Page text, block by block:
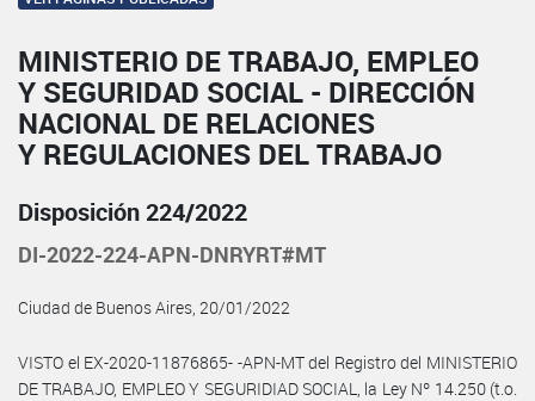
MINISTERIO DE TRABAJO, EMPLEO
Y SEGURIDAD SOCIAL - DIRECCIÓN
NACIONAL DE RELACIONES
Y REGULACIONES DEL TRABAJO
Disposición 224/2022
DI-2022-224-APN-DNRYRT#MT
Ciudad de Buenos Aires, 20/01/2022
VISTO el EX-2020-11876865- -APN-MT del Registro del MINISTERIO
DE TRABAJO, EMPLEO Y SEGURIDIAD SOCIAL, la Ley Nº 14.250 (t.o.